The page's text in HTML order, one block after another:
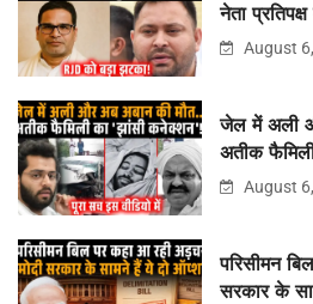
नेता
August
जेल में अली
अतीक
August
परिसीमन
सरकार के